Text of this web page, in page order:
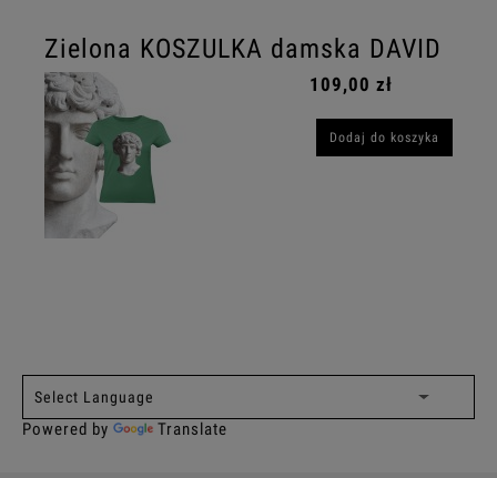
Zielona KOSZULKA damska DAVID
109,00 zł
Dodaj do koszyka
Powered by Translate